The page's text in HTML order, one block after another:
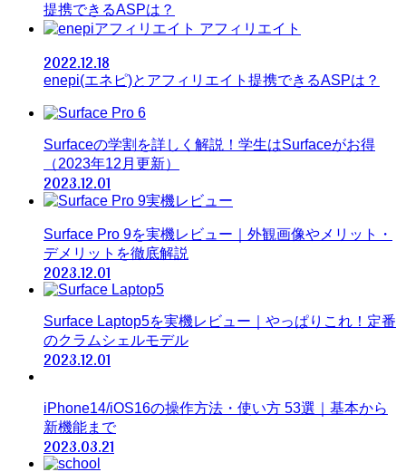
提携できるASPは？
アフィリエイト
2022.12.18
enepi(エネピ)とアフィリエイト提携できるASPは？
Surfaceの学割を詳しく解説！学生はSurfaceがお得
（2023年12月更新）
2023.12.01
Surface Pro 9を実機レビュー｜外観画像やメリット・
デメリットを徹底解説
2023.12.01
Surface Laptop5を実機レビュー｜やっぱりこれ！定番
のクラムシェルモデル
2023.12.01
iPhone14/iOS16の操作方法・使い方 53選｜基本から
新機能まで
2023.03.21